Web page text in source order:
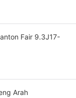
Fair 9.3J17-
Arah